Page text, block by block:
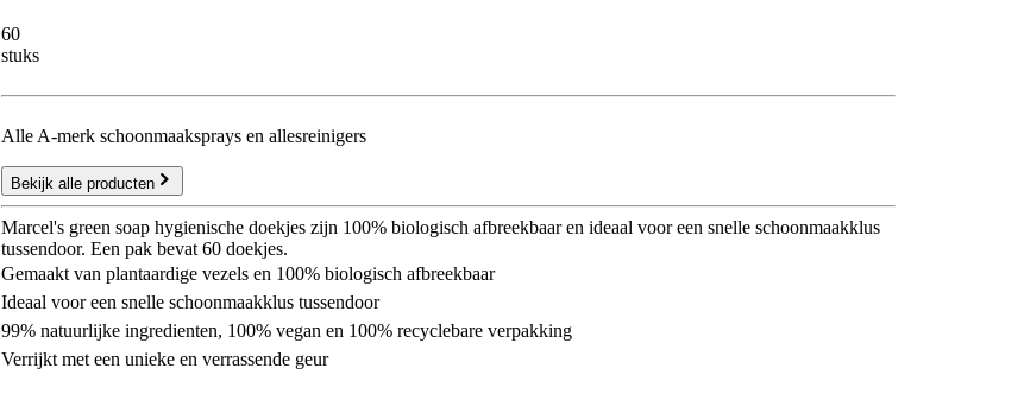
60
stuks
Alle A-merk schoonmaaksprays en allesreinigers
Bekijk alle producten
Marcel's green soap hygienische doekjes zijn 100% biologisch afbreekbaar en ideaal voor een snelle schoonmaakklus
tussendoor. Een pak bevat 60 doekjes.
Gemaakt van plantaardige vezels en 100% biologisch afbreekbaar
Ideaal voor een snelle schoonmaakklus tussendoor
99% natuurlijke ingredienten, 100% vegan en 100% recyclebare verpakking
Verrijkt met een unieke en verrassende geur